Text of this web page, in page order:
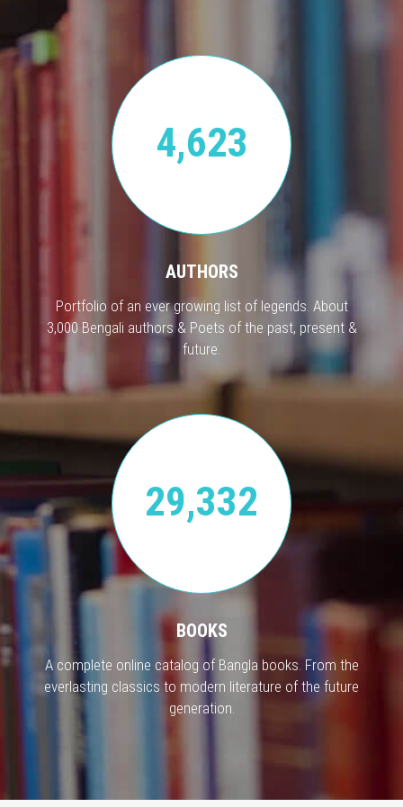
4,623
AUTHORS
Portfolio of an ever growing list of legends. About
3,000 Bengali authors & Poets of the past, present &
future.
29,332
BOOKS
A complete online catalog of Bangla books. From the
everlasting classics to modern literature of the future
generation.